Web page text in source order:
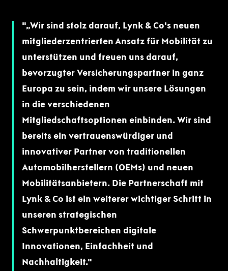
„Wir sind stolz darauf, Lynk & Co's neuen
mitgliederzentrierten Ansatz für Mobilität zu
unterstützen und freuen uns darauf,
bevorzugter Versicherungspartner in ganz
Europa zu sein, indem wir unsere Lösungen
in die verschiedenen
Mitgliedschaftsoptionen einbinden. Wir sind
bereits ein vertrauenswürdiger und
innovativer Partner von traditionellen
Automobilherstellern (OEMs) und neuen
Mobilitätsanbietern. Die Partnerschaft mit
Lynk & Co ist ein weiterer wichtiger Schritt in
unseren strategischen
Schwerpunktbereichen digitale
Innovationen, Einfachheit und
Nachhaltigkeit.